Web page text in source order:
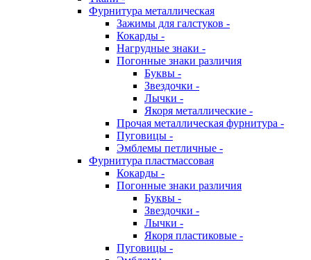
Фурнитура металлическая
Зажимы для галстуков -
Кокарды -
Нагрудные знаки -
Погонные знаки различия
Буквы -
Звездочки -
Лычки -
Якоря металлические -
Прочая металлическая фурнитура -
Пуговицы -
Эмблемы петличные -
Фурнитура пластмассовая
Кокарды -
Погонные знаки различия
Буквы -
Звездочки -
Лычки -
Якоря пластиковые -
Пуговицы -